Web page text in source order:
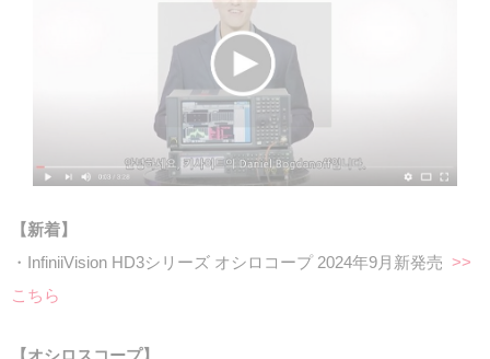
【新着】
・InfiniiVision HD3シリーズ オシロコープ 2024年9月新発売 >>
こちら